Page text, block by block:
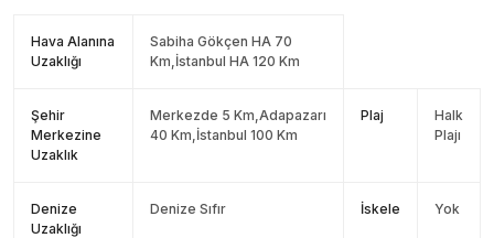
Hava Alanına
Uzaklığı
Sabiha Gökçen HA 70
Km,İstanbul HA 120 Km
Şehir
Merkezine
Uzaklık
Merkezde 5 Km,Adapazarı
40 Km,İstanbul 100 Km
Plaj
Halk
Plajı
Denize
Uzaklığı
Denize Sıfır İskele Yok